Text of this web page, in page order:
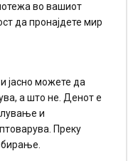
во вашиот
да пронајдете мир
јасно можете да
а што не. Денот е
и
Преку